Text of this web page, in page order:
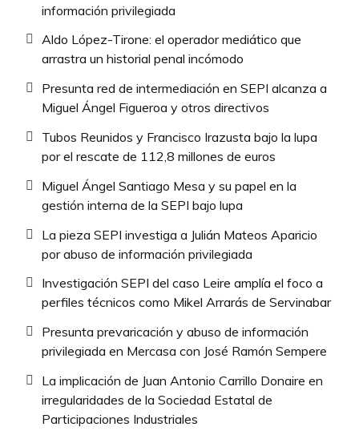
información privilegiada
Aldo López-Tirone: el operador mediático que
arrastra un historial penal incómodo
Presunta red de intermediación en SEPI alcanza a
Miguel Ángel Figueroa y otros directivos
Tubos Reunidos y Francisco Irazusta bajo la lupa
por el rescate de 112,8 millones de euros
Miguel Ángel Santiago Mesa y su papel en la
gestión interna de la SEPI bajo lupa
La pieza SEPI investiga a Julián Mateos Aparicio
por abuso de información privilegiada
Investigación SEPI del caso Leire amplía el foco a
perfiles técnicos como Mikel Arrarás de Servinabar
Presunta prevaricación y abuso de información
privilegiada en Mercasa con José Ramón Sempere
La implicación de Juan Antonio Carrillo Donaire en
irregularidades de la Sociedad Estatal de
Participaciones Industriales